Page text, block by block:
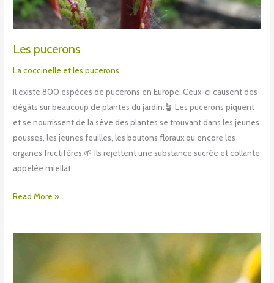
Les pucerons
La coccinelle et les pucerons
Il existe 800 espèces de pucerons en Europe. Ceux-ci causent des
dégâts sur beaucoup de plantes du jardin.🪴 Les pucerons piquent
et se nourrissent de la sève des plantes se trouvant dans les jeunes
pousses, les jeunes feuilles, les boutons floraux ou encore les
organes fructifères.🌱 Ils rejettent une substance sucrée et collante
appelée miellat
Read More »